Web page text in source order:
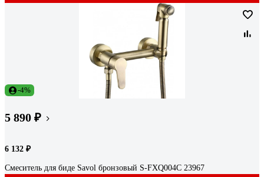
-4%
5 890 ₽
6 132 ₽
Смеситель для биде Savol бронзовый S-FXQ004C 23967